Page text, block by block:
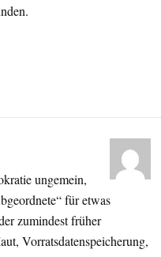
ungemein,
für etwas
zumindest früher
Vorratsdatenspeicherung,